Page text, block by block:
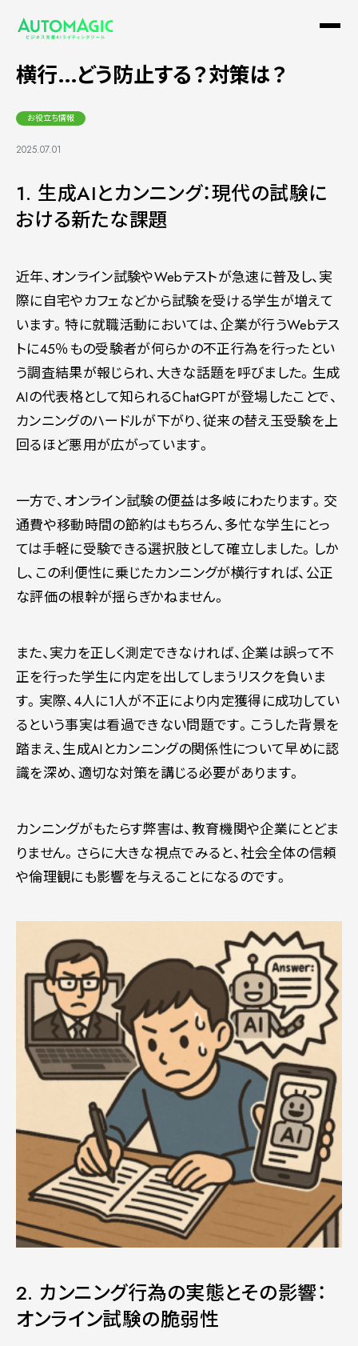
生成AIを悪用したカンニング行為が
横行…どう防止する？対策は？
お役立ち情報
2025.07.01
1. 生成AIとカンニング：現代の試験に
おける新たな課題
近年、オンライン試験やWebテストが急速に普及し、実
際に自宅やカフェなどから試験を受ける学生が増えて
います。特に就職活動においては、企業が行うWebテス
トに45％もの受験者が何らかの不正行為を行ったとい
う調査結果が報じられ、大きな話題を呼びました。生成
AIの代表格として知られるChatGPTが登場したことで、
カンニングのハードルが下がり、従来の替え玉受験を上
回るほど悪用が広がっています。
一方で、オンライン試験の便益は多岐にわたります。交
通費や移動時間の節約はもちろん、多忙な学生にとっ
ては手軽に受験できる選択肢として確立しました。しか
し、この利便性に乗じたカンニングが横行すれば、公正
な評価の根幹が揺らぎかねません。
また、実力を正しく測定できなければ、企業は誤って不
正を行った学生に内定を出してしまうリスクを負いま
す。実際、4人に1人が不正により内定獲得に成功してい
るという事実は看過できない問題です。こうした背景を
踏まえ、生成AIとカンニングの関係性について早めに認
識を深め、適切な対策を講じる必要があります。
カンニングがもたらす弊害は、教育機関や企業にとどま
りません。さらに大きな視点でみると、社会全体の信頼
や倫理観にも影響を与えることになるのです。
2. カンニング行為の実態とその影響：
オンライン試験の脆弱性